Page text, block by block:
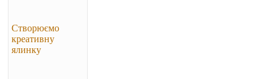
Створюємо
креативну
ялинку